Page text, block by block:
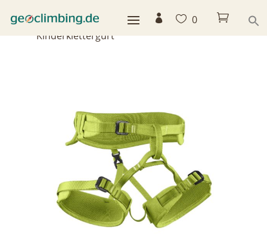
  0 
Home>Shop> Gurte>
Edelrid Finn
Kinderklettergurt